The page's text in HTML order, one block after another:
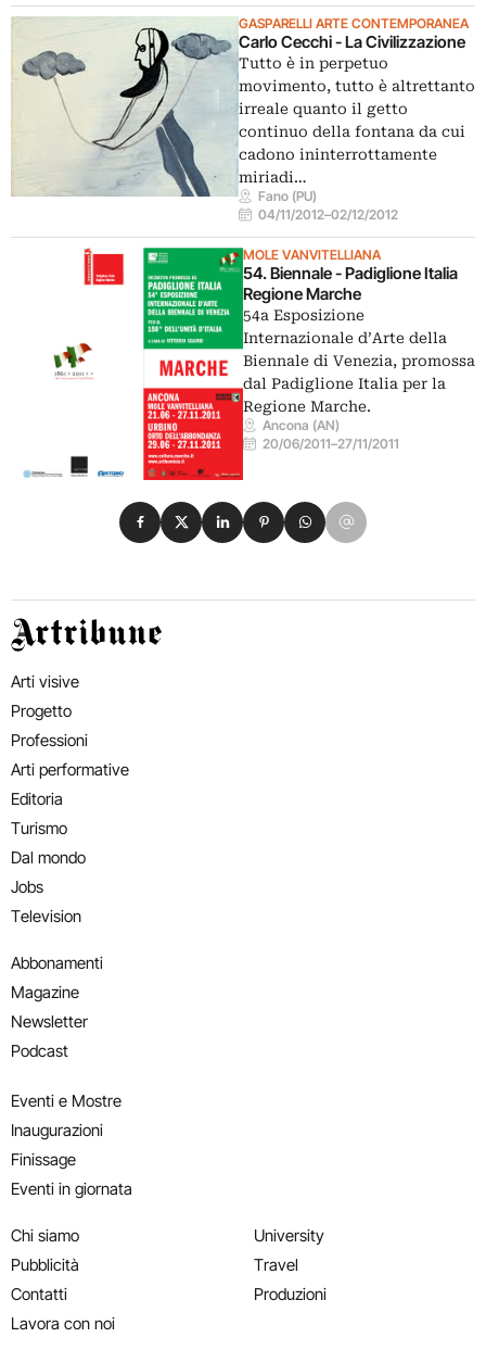
GASPARELLI ARTE CONTEMPORANEA
Carlo Cecchi - La Civilizzazione
Tutto è in perpetuo
movimento, tutto è altrettanto
irreale quanto il getto
continuo della fontana da cui
cadono ininterrottamente
miriadi…
Fano (PU)
04/11/2012–02/12/2012
MOLE VANVITELLIANA
54. Biennale - Padiglione Italia
Regione Marche
54a Esposizione
Internazionale d’Arte della
Biennale di Venezia, promossa
dal Padiglione Italia per la
Regione Marche.
Ancona (AN)
20/06/2011–27/11/2011
Condividi su Facebook
Condividi su X
Condividi su LinkedIn
Condividi su Pinterest
Condividi su WhatsApp
Condividi su Email
Artribune
Arti visive
Progetto
Professioni
Arti performative
Editoria
Turismo
Dal mondo
Jobs
Television
Abbonamenti
Magazine
Newsletter
Podcast
Eventi e Mostre
Inaugurazioni
Finissage
Eventi in giornata
Chi siamo
Pubblicità
Contatti
Lavora con noi
University
Travel
Produzioni